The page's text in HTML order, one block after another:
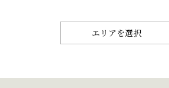
エリアを選択